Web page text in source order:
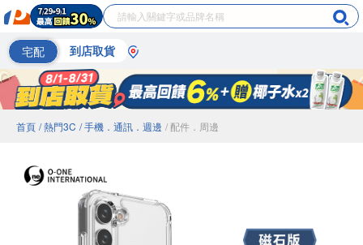
宅配 到店取貨
首頁 / 熱門3C / 手機．通訊．週邊 / 配件．周邊